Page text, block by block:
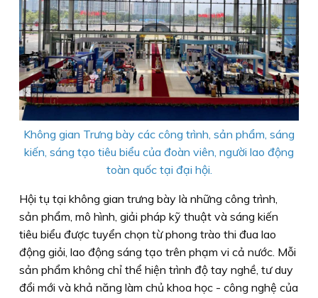
Không gian Trưng bày các công trình, sản phẩm, sáng
kiến, sáng tạo tiêu biểu của đoàn viên, người lao động
toàn quốc tại đại hội.
Hội tụ tại không gian trưng bày là những công trình,
sản phẩm, mô hình, giải pháp kỹ thuật và sáng kiến
tiêu biểu được tuyển chọn từ phong trào thi đua lao
động giỏi, lao động sáng tạo trên phạm vi cả nước. Mỗi
sản phẩm không chỉ thể hiện trình độ tay nghề, tư duy
đổi mới và khả năng làm chủ khoa học - công nghệ của